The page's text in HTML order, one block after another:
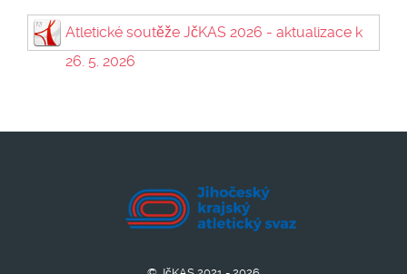
Atletické soutěže JčKAS 2026 - aktualizace k
26. 5. 2026